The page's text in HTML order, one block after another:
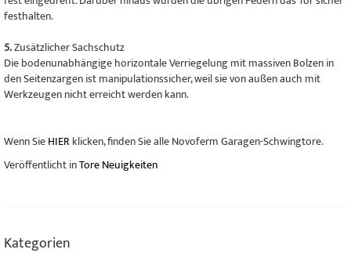
festhalten.
5.Zusätzlicher Sachschutz
Die bodenunabhängige horizontale Verriegelung mit massiven Bolzen in
den Seitenzargen ist manipulationssicher, weil sie von außen auch mit
Werkzeugen nicht erreicht werden kann.
Wenn SieHIER klicken, finden Sie alle Novoferm Garagen-Schwingtore.
Veröffentlicht inTore Neuigkeiten
Kategorien